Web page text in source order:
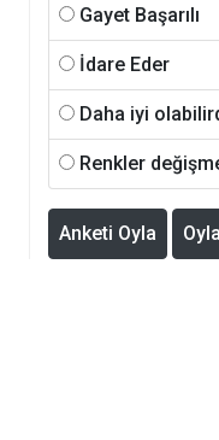
Gayet Başarılı
İdare Eder
Daha iyi
Renkler
Anketi Oyla